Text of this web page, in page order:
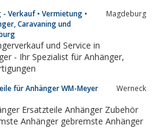
Verkauf • Vermietung •
Caravaning und
Magdeburg
- Ihr Spezialist für Anhänger,
für Anhänger WM-Meyer
Werneck
Ersatzteile Anhänger Zubehör
gebremste Anhänger